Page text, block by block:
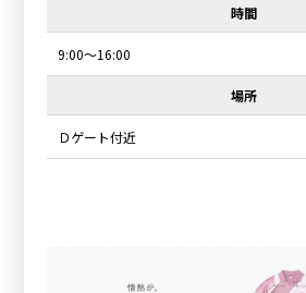
時間
9:00～16:00
場所
Ｄゲート付近